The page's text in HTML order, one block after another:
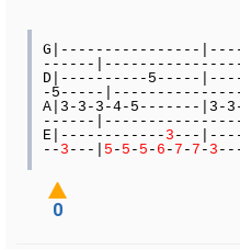
G|----------------
------
D|----------5-----
-5-----
A|3-3-3-4-5-------|3-
------
E|------------ 3 ---
-- 3 ---| 5 - 5 - 5 - 6 - 7 - 7 - 3
0